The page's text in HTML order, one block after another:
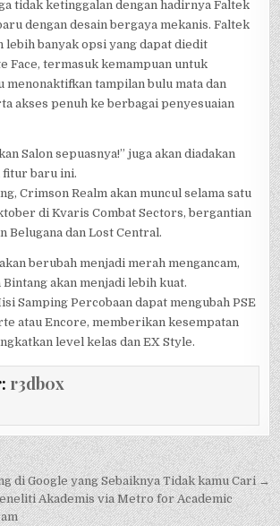
tidak ketinggalan dengan hadirnya Faltek
dengan desain bergaya mekanis. Faltek
lebih banyak opsi yang dapat diedit
Face, termasuk kemampuan untuk
menonaktifkan tampilan bulu mata dan
akses penuh ke berbagai penyesuaian
Salon sepuasnya!” juga akan diadakan
fitur baru ini.
Crimson Realm akan muncul selama satu
di Kvaris Combat Sectors, bergantian
Belugana dan Lost Central.
berubah menjadi merah mengancam,
Bintang akan menjadi lebih kuat.
Samping Percobaan dapat mengubah PSE
atau Encore, memberikan kesempatan
level kelas dan EX Style.
r3db0x
di Google yang Sebaiknya Tidak kamu Cari →
Akademis via Metro for Academic